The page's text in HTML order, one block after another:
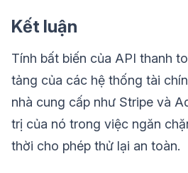
Kết luận
Tính bất biến của API thanh
tảng của các hệ thống tài
nhà cung cấp như Stripe và
trị của nó trong việc ngăn
thời cho phép thử lại an toàn.